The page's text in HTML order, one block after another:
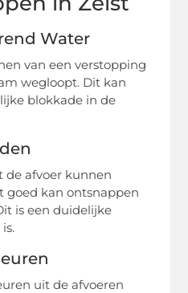
Water
van een verstopping
wegloopt. Dit kan
blokkade in de
de afvoer kunnen
goed kan ontsnappen
is een duidelijke
uit de afvoeren